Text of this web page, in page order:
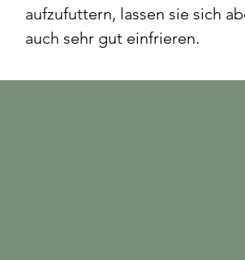
aufzufuttern, lassen sie sich
auch sehr gut einfrieren.